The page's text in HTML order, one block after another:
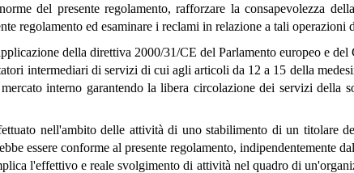
del presente regolamento, rafforzare la consapevolezza
regolamento ed esaminare i reclami in relazione a tali operazioni
della direttiva 2000/31/CE del Parlamento europeo e del
intermediari di servizi di cui agli articoli da 12 a 15 della
interno garantendo la libera circolazione dei servizi della
nell'ambito delle attività di uno stabilimento di un titolare
essere conforme al presente regolamento, indipendentemente
l'effettivo e reale svolgimento di attività nel quadro di